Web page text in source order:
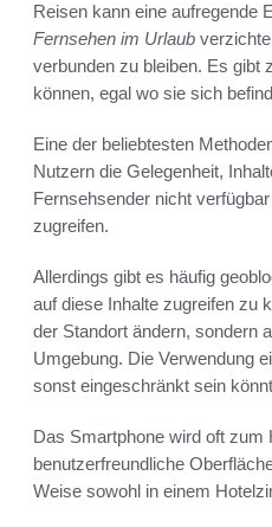
Reisen kann eine aufregende
Fernsehen im Urlaub
verbunden zu bleiben. Es gibt
können, egal wo sie sich
Eine der beliebtesten
Nutzern die Gelegenheit,
Fernsehsender nicht
zugreifen.
Allerdings gibt es häufig
auf diese Inhalte zugreifen zu
der Standort ändern, sondern
Umgebung. Die Verwendung
sonst eingeschränkt sein
Das Smartphone wird oft zum
benutzerfreundliche
Weise sowohl in einem